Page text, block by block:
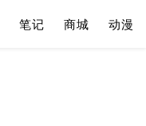
笔记 商城 动漫